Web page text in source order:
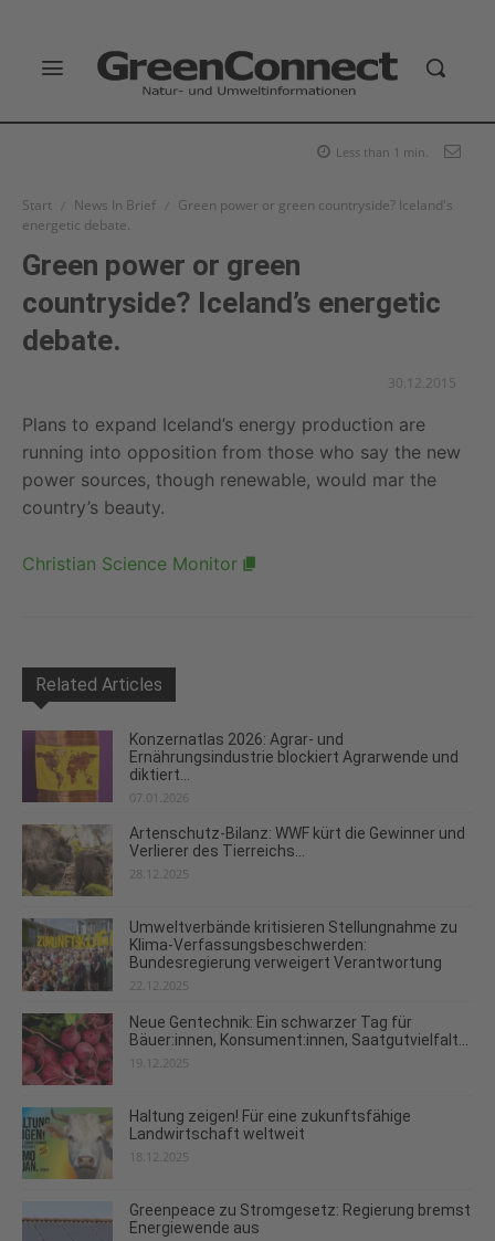
Less than 1 min.
Start News In Brief
Green power or green countryside? Iceland's
energetic debate.
Green power or green
countryside? Iceland’s energetic
debate.
30.12.2015
Plans to expand Iceland’s energy production are
running into opposition from those who say the new
power sources, though renewable, would mar the
country’s beauty.
Christian Science Monitor
Related Articles
Konzernatlas 2026: Agrar- und
Ernährungsindustrie blockiert Agrarwende und
diktiert...
07.01.2026
Artenschutz-Bilanz: WWF kürt die Gewinner und
Verlierer des Tierreichs...
28.12.2025
Umweltverbände kritisieren Stellungnahme zu
Klima-Verfassungsbeschwerden:
Bundesregierung verweigert Verantwortung
22.12.2025
Neue Gentechnik: Ein schwarzer Tag für
Bäuer:innen, Konsument:innen, Saatgutvielfalt...
19.12.2025
Haltung zeigen! Für eine zukunftsfähige
Landwirtschaft weltweit
18.12.2025
Greenpeace zu Stromgesetz: Regierung bremst
Energiewende aus